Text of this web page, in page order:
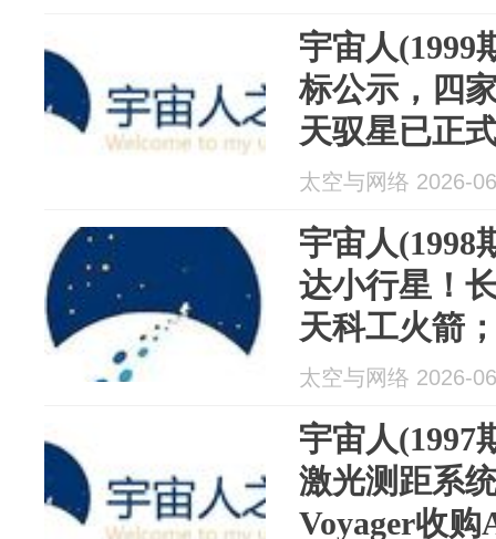
SpaceX
宇宙人(1999
标公示，四
天驭星已正
案；阿里安6
单次可发射
太空与网络 2026-
宇宙人(1998
达小行星！
天科工火箭
首批商用服
IPO路演认
太空与网络 2026-
宇宙人(1997
激光测距系
Voyager收